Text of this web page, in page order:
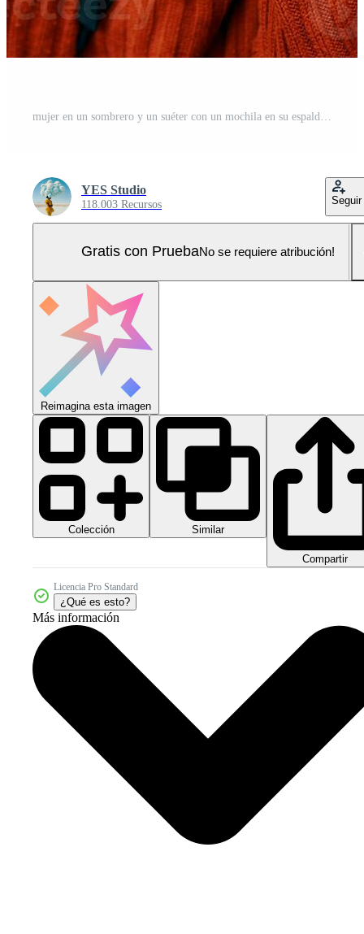
YES Studio
118.003 Recursos Seguir
Gratis con PruebaNo se requiere atribución!
Reimagina esta imagen
Colección Similar
Compartir
Licencia Pro Standard
¿Qué es esto?
Más información